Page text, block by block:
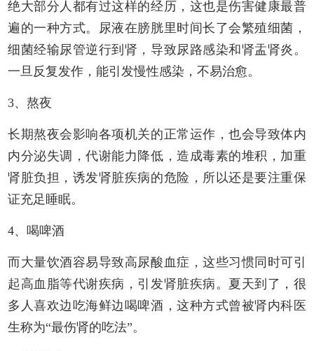
绝大部分人都有过这样的经历，这也是伤害健康最普
遍的一种方式。尿液在膀胱里时间长了会繁殖细菌，
细菌经输尿管逆行到肾，导致尿路感染和肾盂肾炎。
一旦反复发作，能引发慢性感染，不易治愈。
3、熬夜
长期熬夜会影响各项机关的正常运作，也会导致体内
内分泌失调，代谢能力降低，造成毒素的堆积，加重
肾脏负担，诱发肾脏疾病的危险，所以还是要注重保
证充足睡眠。
4、喝啤酒
而大量饮酒容易导致高尿酸血症，这些习惯同时可引
起高血脂等代谢疾病，引发肾脏疾病。夏天到了，很
多人喜欢边吃海鲜边喝啤酒，这种方式曾被肾内科医
生称为“最伤肾的吃法”。